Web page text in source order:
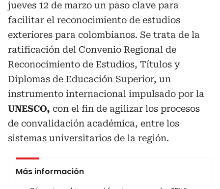
jueves 12 de marzo un paso clave para
facilitar el reconocimiento de estudios
exteriores para colombianos. Se trata de la
ratificación del Convenio Regional de
Reconocimiento de Estudios, Títulos y
Diplomas de Educación Superior, un
instrumento internacional impulsado por la
UNESCO, con el fin de agilizar los procesos
de convalidación académica, entre los
sistemas universitarios de la región.
Más información